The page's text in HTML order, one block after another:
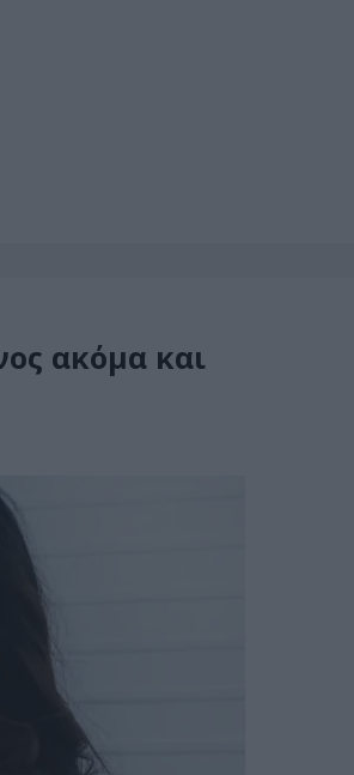
ακόμα και